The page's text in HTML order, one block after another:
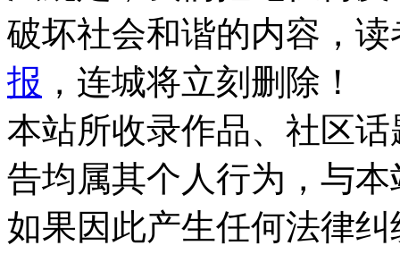
破坏社会和谐的内容，
报 ，连城将立刻删除！
本站所收录作品、社区
告均属其个人行为，与
如果因此产生任何法律